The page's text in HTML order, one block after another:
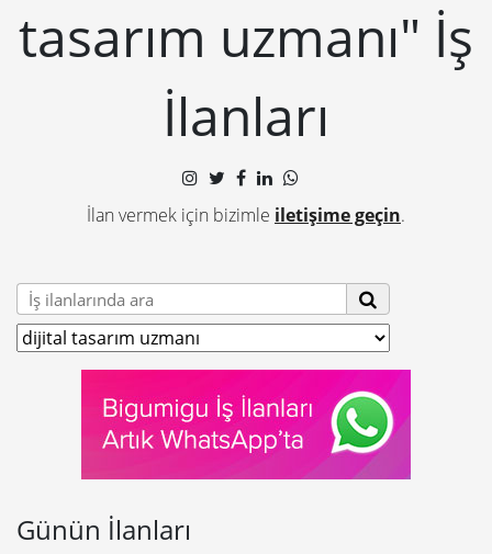
tasarım uzmanı" İş
İlanları
İlan vermek için bizimle iletişime geçin.
Günün İlanları